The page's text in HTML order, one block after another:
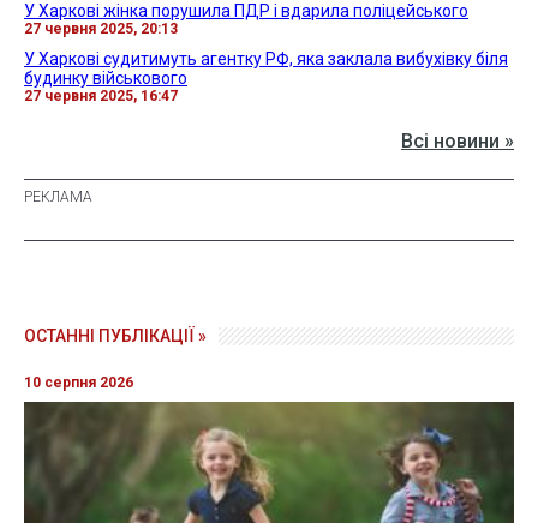
У Харкові жінка порушила ПДР і вдарила поліцейського
27 червня 2025, 20:13
У Харкові судитимуть агентку РФ, яка заклала вибухівку біля
будинку військового
27 червня 2025, 16:47
Всі новини »
ОСТАННІ ПУБЛІКАЦІЇ »
10 серпня 2026